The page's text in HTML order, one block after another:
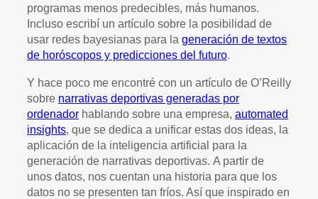
programas menos predecibles, más humanos.
Incluso escribí un artículo sobre la posibilidad de
usar redes bayesianas para la generación de textos
de horóscopos y predicciones del futuro.
Y hace poco me encontré con un artículo de O’Reilly
sobre narrativas deportivas generadas por
ordenador hablando sobre una empresa, automated
insights, que se dedica a unificar estas dos ideas, la
aplicación de la inteligencia artificial para la
generación de narrativas deportivas. A partir de
unos datos, nos cuentan una historia para que los
datos no se presenten tan fríos. Así que inspirado en